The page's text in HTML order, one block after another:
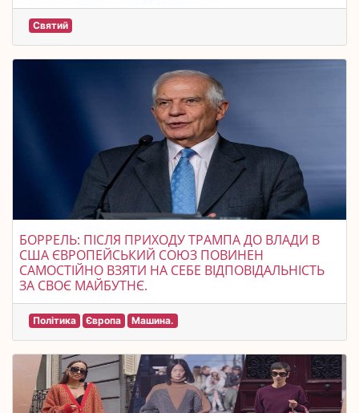
Святий
БОРРЕЛЬ: ПІСЛЯ ПРИХОДУ ТРАМПА ДО ВЛАДИ В
США ЄВРОПЕЙСЬКИЙ СОЮЗ ПОВИНЕН
САМОСТІЙНО ВЗЯТИ НА СЕБЕ ВІДПОВІДАЛЬНІСТЬ
ЗА СВОЄ МАЙБУТНЄ.
Політика Європа Машина.